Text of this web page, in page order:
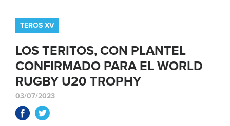
TEROS XV
LOS TERITOS, CON PLANTEL
CONFIRMADO PARA EL WORLD
RUGBY U20 TROPHY
03/07/2023